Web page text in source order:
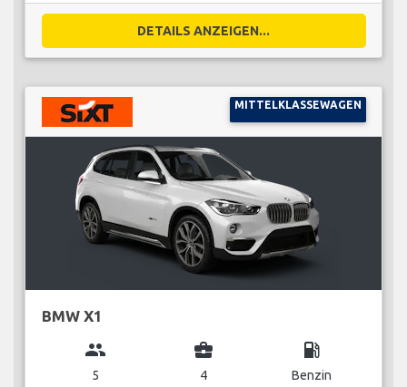
DETAILS ANZEIGEN...
MITTELKLASSEWAGEN
BMW X1
group
5
business_center
4
local_gas_station
Benzin